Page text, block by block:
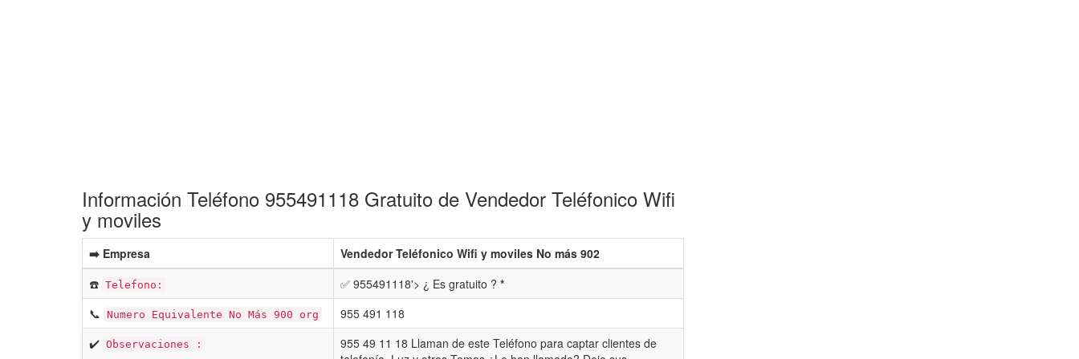
Información Teléfono 955491118 Gratuito de Vendedor Teléfonico Wifi
y moviles
➡️ Empresa
Vendedor Teléfonico Wifi y moviles No más 902
☎️ Telefono: ✅ 955491118'> ¿ Es gratuito ? *
📞 Numero Equivalente No Más 900 org
955 491 118
✔️ Observaciones :
955 49 11 18 Llaman de este Teléfono para captar clientes de